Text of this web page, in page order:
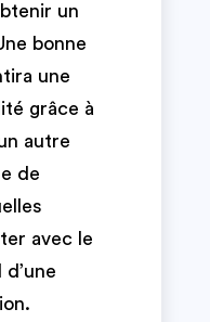
un
bonne
une
grâce à
autre
de
avec le